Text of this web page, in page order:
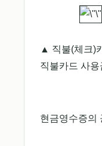
▲ 직불(체크)
직불카드 사
현금영수증의